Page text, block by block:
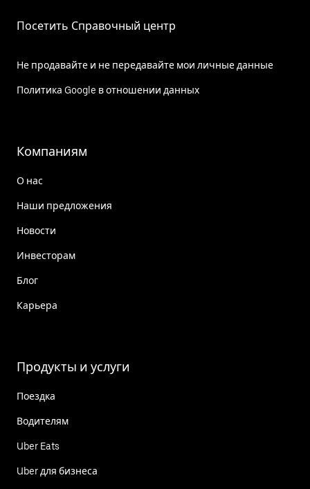
Посетить Справочный центр
Не продавайте и не передавайте мои личные данные
Политика Google в отношении данных
Компаниям
О нас
Наши предложения
Новости
Инвесторам
Блог
Карьера
Продукты и услуги
Поездка
Водителям
Uber Eats
Uber для бизнеса